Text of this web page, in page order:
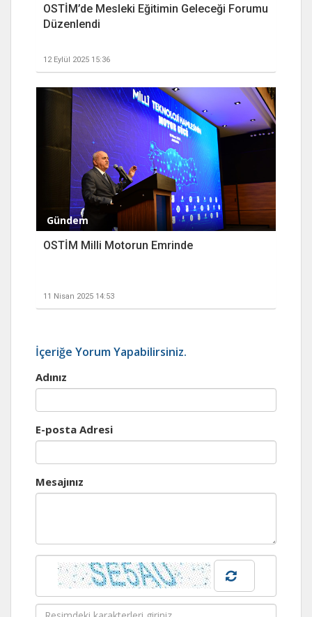
OSTİM’de Mesleki Eğitimin Geleceği Forumu
Düzenlendi
12 Eylül 2025 15:36
Gündem
OSTİM Milli Motorun Emrinde
11 Nisan 2025 14:53
İçeriğe Yorum Yapabilirsiniz.
Adınız
E-posta Adresi
Mesajınız